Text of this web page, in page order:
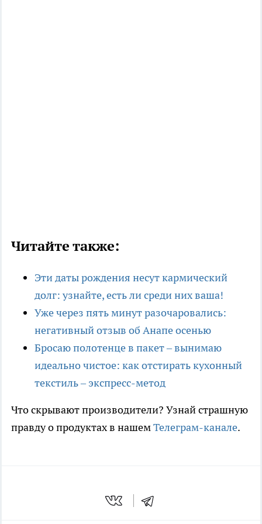
Читайте также:
Эти даты рождения несут кармический
долг: узнайте, есть ли среди них ваша!
Уже через пять минут разочаровались:
негативный отзыв об Анапе осенью
Бросаю полотенце в пакет – вынимаю
идеально чистое: как отстирать кухонный
текстиль – экспресс-метод
Что скрывают производители? Узнай страшную
правду о продуктах в нашемТелеграм-канале.